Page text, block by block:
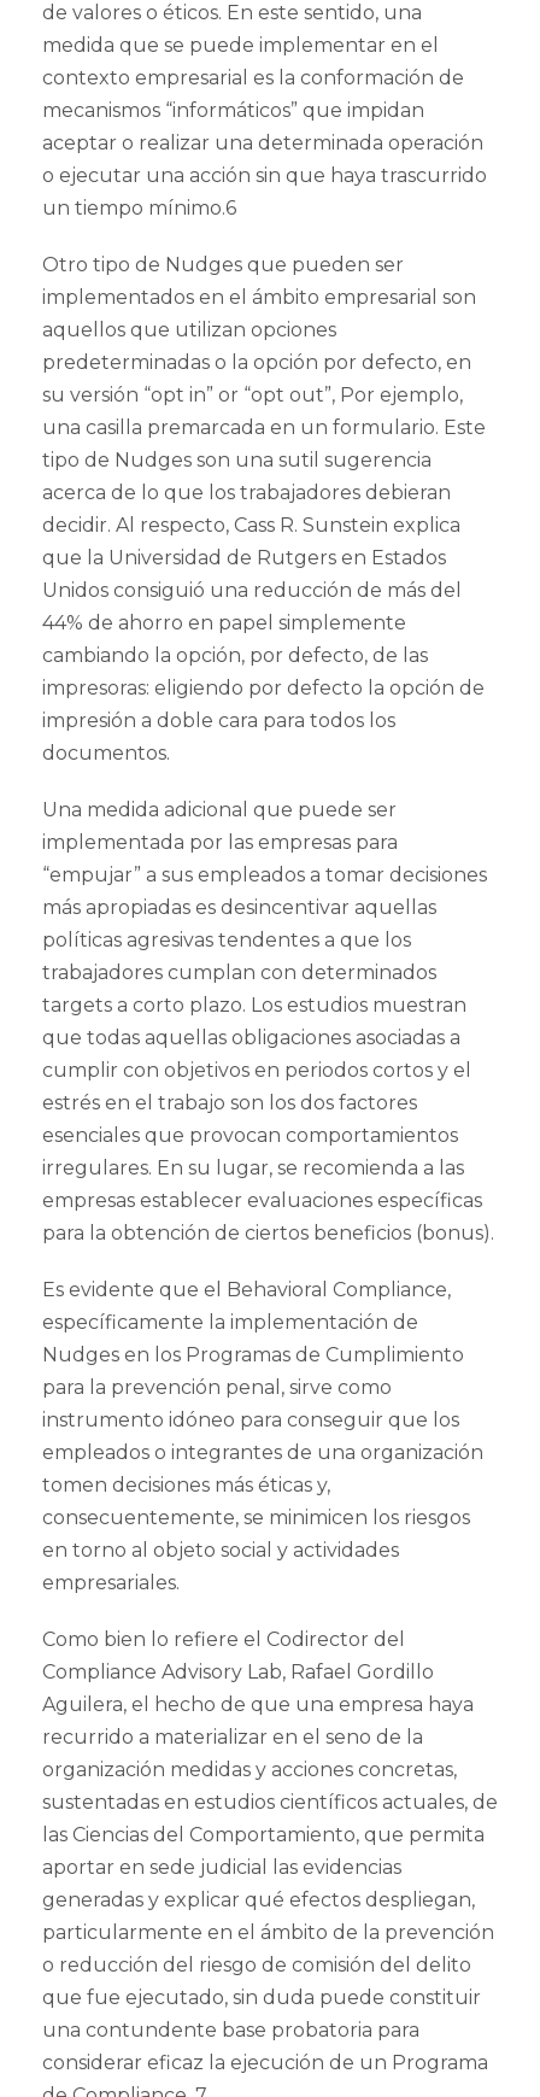
de valores o éticos. En este sentido, una
medida que se puede implementar en el
contexto empresarial es la conformación de
mecanismos “informáticos” que impidan
aceptar o realizar una determinada operación
o ejecutar una acción sin que haya trascurrido
un tiempo mínimo.6
Otro tipo de Nudges que pueden ser
implementados en el ámbito empresarial son
aquellos que utilizan opciones
predeterminadas o la opción por defecto, en
su versión “opt in” or “opt out”, Por ejemplo,
una casilla premarcada en un formulario. Este
tipo de Nudges son una sutil sugerencia
acerca de lo que los trabajadores debieran
decidir. Al respecto, Cass R. Sunstein explica
que la Universidad de Rutgers en Estados
Unidos consiguió una reducción de más del
44% de ahorro en papel simplemente
cambiando la opción, por defecto, de las
impresoras: eligiendo por defecto la opción de
impresión a doble cara para todos los
documentos.
Una medida adicional que puede ser
implementada por las empresas para
“empujar” a sus empleados a tomar decisiones
más apropiadas es desincentivar aquellas
políticas agresivas tendentes a que los
trabajadores cumplan con determinados
targets a corto plazo. Los estudios muestran
que todas aquellas obligaciones asociadas a
cumplir con objetivos en periodos cortos y el
estrés en el trabajo son los dos factores
esenciales que provocan comportamientos
irregulares. En su lugar, se recomienda a las
empresas establecer evaluaciones específicas
para la obtención de ciertos beneficios (bonus).
Es evidente que el Behavioral Compliance,
específicamente la implementación de
Nudges en los Programas de Cumplimiento
para la prevención penal, sirve como
instrumento idóneo para conseguir que los
empleados o integrantes de una organización
tomen decisiones más éticas y,
consecuentemente, se minimicen los riesgos
en torno al objeto social y actividades
empresariales.
Como bien lo refiere el Codirector del
Compliance Advisory Lab, Rafael Gordillo
Aguilera, el hecho de que una empresa haya
recurrido a materializar en el seno de la
organización medidas y acciones concretas,
sustentadas en estudios científicos actuales, de
las Ciencias del Comportamiento, que permita
aportar en sede judicial las evidencias
generadas y explicar qué efectos despliegan,
particularmente en el ámbito de la prevención
o reducción del riesgo de comisión del delito
que fue ejecutado, sin duda puede constituir
una contundente base probatoria para
considerar eficaz la ejecución de un Programa